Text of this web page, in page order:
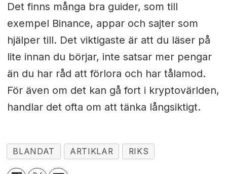
Det finns många bra guider, som till
exempel Binance, appar och sajter som
hjälper till. Det viktigaste är att du läser på
lite innan du börjar, inte satsar mer pengar
än du har råd att förlora och har tålamod.
För även om det kan gå fort i kryptovärlden,
handlar det ofta om att tänka långsiktigt.
BLANDAT ARTIKLAR RIKS